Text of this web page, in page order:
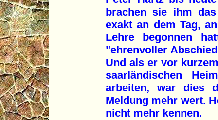
brachen sie ihm
exakt an dem Tag,
Lehre begonnen
"ehrenvoller
Und als er vor
saarländischen
arbeiten, war dies
Meldung mehr wert.
nicht mehr kennen.